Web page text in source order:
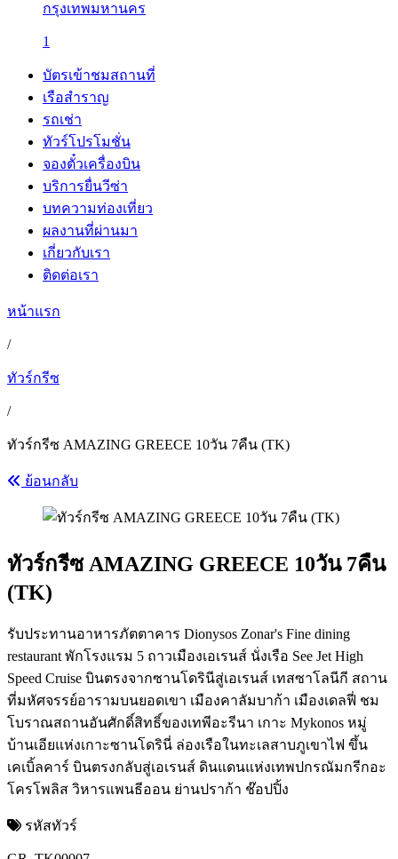
กรุงเทพมหานคร
1
บัตรเข้าชมสถานที่
เรือสำราญ
รถเช่า
ทัวร์โปรโมชั่น
จองตั๋วเครื่องบิน
บริการยื่นวีซ่า
บทความท่องเที่ยว
ผลงานที่ผ่านมา
เกี่ยวกับเรา
ติดต่อเรา
หน้าแรก
/
ทัวร์กรีซ
/
ทัวร์กรีซ AMAZING GREECE 10วัน 7คืน (TK)
ย้อนกลับ
ทัวร์กรีซ AMAZING GREECE 10วัน 7คืน
(TK)
รับประทานอาหารภัตตาคาร Dionysos Zonar's Fine dining
restaurant พักโรงแรม 5 ถาวเมืองเอเรนส์ นั่งเรือ See Jet High
Speed Cruise บินตรงจากซานโดรินีสู่เอเรนส์ เทสซาโลนีกี สถาน
ที่มหัศจรรย์อารามบนยอดเขา เมืองคาลัมบาก้า เมืองเดลฟี่ ชม
โบราณสถานอันศักดิ์สิทธิ์ของเทพีอะรีนา เกาะ Mykonos หมู่
บ้านเอียแห่งเกาะซานโดรินี่ ล่องเรือในทะเลสาบภูเขาไฟ ขึ้น
เคเบิ้ลคาร์ บินตรงกลับสู่เอเรนส์ ดินแดนแห่งเทพปกรณัมกรีกอะ
โครโพลิส วิหารแพนธีออน ย่านปราก้า ช๊อปปิ้ง
รหัสทัวร์